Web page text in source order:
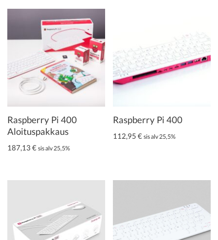
Raspberry Pi 400
Aloituspakkaus
187,13 € sis alv 25,5%
Raspberry Pi 400
112,95€ sis alv 25,5%